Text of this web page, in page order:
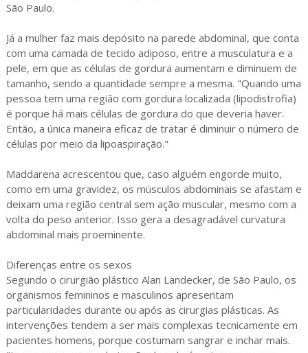
São Paulo.
Já a mulher faz mais depósito na parede abdominal, que conta
com uma camada de tecido adiposo, entre a musculatura e a
pele, em que as células de gordura aumentam e diminuem de
tamanho, sendo a quantidade sempre a mesma. "Quando uma
pessoa tem uma região com gordura localizada (lipodistrofia)
é porque há mais células de gordura do que deveria haver.
Então, a única maneira eficaz de tratar é diminuir o número de
células por meio da lipoaspiração."
Maddarena acrescentou que, caso alguém engorde muito,
como em uma gravidez, os músculos abdominais se afastam e
deixam uma região central sem ação muscular, mesmo com a
volta do peso anterior. Isso gera a desagradável curvatura
abdominal mais proeminente.
Diferenças entre os sexos
Segundo o cirurgião plástico Alan Landecker, de São Paulo, os
organismos femininos e masculinos apresentam
particularidades durante ou após as cirurgias plásticas. As
intervenções tendem a ser mais complexas tecnicamente em
pacientes homens, porque costumam sangrar e inchar mais.